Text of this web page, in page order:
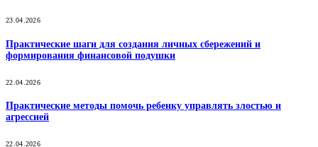
23.04.2026
Практические шаги для создания личных сбережений и
формирования финансовой подушки
22.04.2026
Практические методы помочь ребенку управлять злостью и
агрессией
22.04.2026